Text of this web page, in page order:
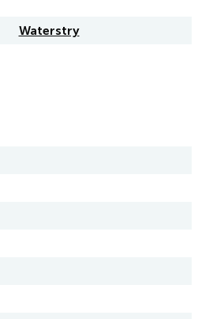
Waterstry